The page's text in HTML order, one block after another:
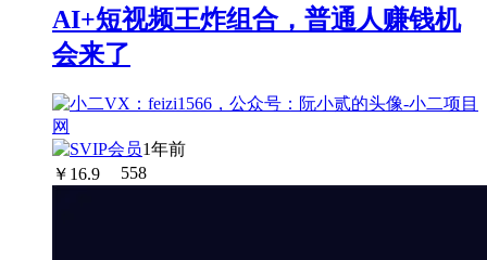
AI+短视频王炸组合，普通人赚钱机
会来了
1年前
￥ 16.9 558